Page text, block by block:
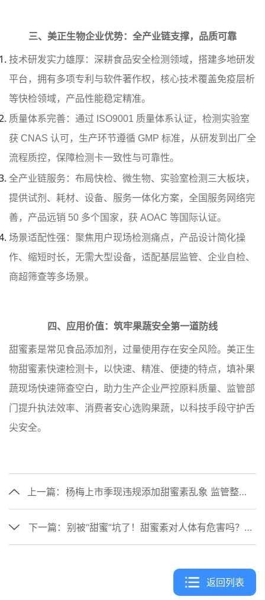
三、美正生物企业优势：全产业链支撑，品质可靠
技术研发实力雄厚：深耕食品安全检测领域，搭建多地研发
平台，拥有多项专利与软件著作权，核心技术覆盖免疫层析
等快检领域，产品性能稳定精准。
质量体系完善：通过 ISO9001 质量体系认证，检测实验室
获 CNAS 认可，生产环节遵循 GMP 标准，从研发到出厂全
流程质控，保障检测卡一致性与可靠性。
全产业链服务：布局快检、微生物、实验室检测三大板块，
提供试剂、耗材、设备、服务一体化方案，全国服务网络完
善，产品远销 50 多个国家，获 AOAC 等国际认证。
场景适配性强：聚焦用户现场检测痛点，产品设计简化操
作、缩短时长，无需大型设备，适配基层监管、企业自检、
商超筛查等多场景。
四、应用价值：筑牢果蔬安全第一道防线
甜蜜素是常见食品添加剂，过量使用存在安全风险。美正生
物甜蜜素快速检测卡，以快速、精准、便捷的特点，填补果
蔬现场快速筛查空白，助力生产企业严控原料质量、监管部
门提升执法效率、消费者安心选购果蔬，以科技手段守护舌
尖安全。
上一篇： 杨梅上市季现违规添加甜蜜素乱象 监管整治与检测助力食品安全
下一篇： 别被“甜蜜”坑了！甜蜜素对人体有危害吗？快速检测一招破解
返回列表